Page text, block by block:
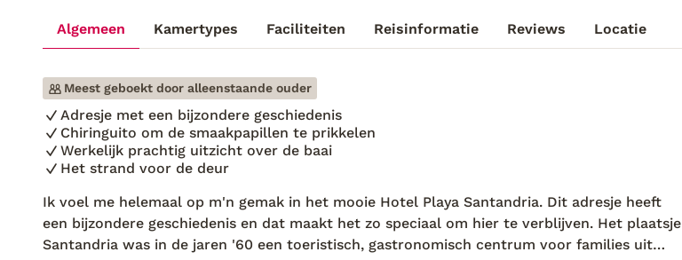
Algemeen Kamertypes Faciliteiten Reisinformatie Reviews Locatie
Meest geboekt door alleenstaande ouder
Adresje met een bijzondere geschiedenis
Chiringuito om de smaakpapillen te prikkelen
Werkelijk prachtig uitzicht over de baai
Het strand voor de deur
Ik voel me helemaal op m'n gemak in het mooie Hotel Playa Santandria. Dit adresje heeft
een bijzondere geschiedenis en dat maakt het zo speciaal om hier te verblijven. Het plaatsje
Santandria was in de jaren '60 een toeristisch, gastronomisch centrum voor families uit